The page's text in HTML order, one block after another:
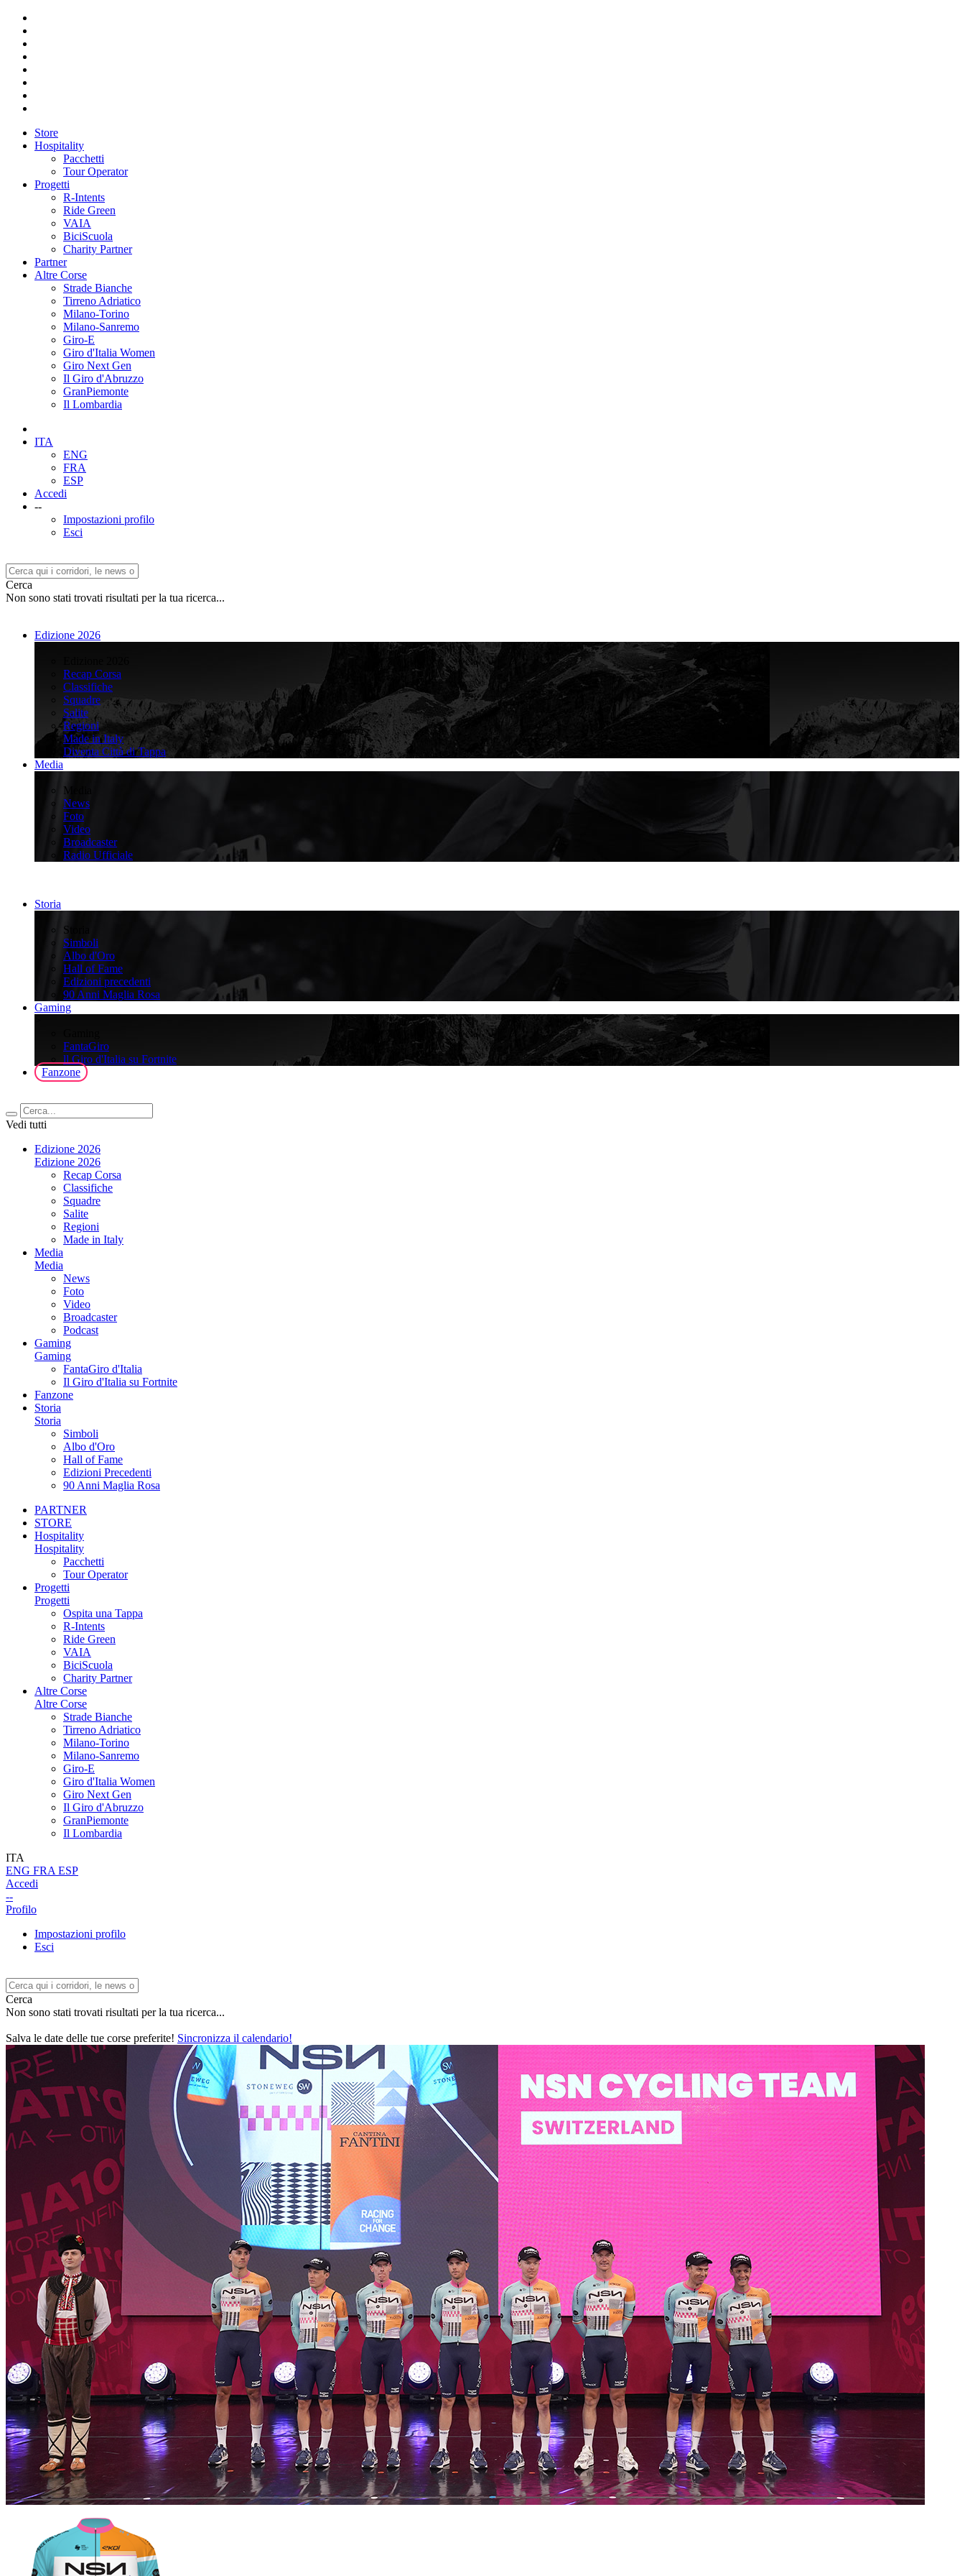
Store
Hospitality
Pacchetti
Tour Operator
Progetti
R-Intents
Ride Green
VAIA
BiciScuola
Charity Partner
Partner
Altre Corse
Strade Bianche
Tirreno Adriatico
Milano-Torino
Milano-Sanremo
Giro-E
Giro d'Italia Women
Giro Next Gen
Il Giro d'Abruzzo
GranPiemonte
Il Lombardia
ITA
ENG
FRA
ESP
Accedi
--
Impostazioni profilo
Esci
Cerca
Non sono stati trovati risultati per la tua ricerca...
Edizione 2026
Recap Corsa
Classifiche
Squadre
Salite
Regioni
Made in Italy
Diventa Città di Tappa
Media
Media
News
Foto
Video
Broadcaster
Radio Ufficiale
Storia
Storia
Simboli
Albo d'Oro
Hall of Fame
Edizioni precedenti
90 Anni Maglia Rosa
Gaming
FantaGiro
ll Giro d'Italia su Fortnite
Fanzone
Vedi tutti
Edizione 2026
Edizione 2026
Recap Corsa
Classifiche
Squadre
Salite
Regioni
Made in Italy
Media
Media
News
Foto
Video
Broadcaster
Podcast
Gaming
Gaming
FantaGiro d'Italia
Il Giro d'Italia su Fortnite
Fanzone
Storia
Storia
Simboli
Albo d'Oro
Hall of Fame
Edizioni Precedenti
90 Anni Maglia Rosa
PARTNER
STORE
Hospitality
Hospitality
Pacchetti
Tour Operator
Progetti
Progetti
Ospita una Tappa
R-Intents
Ride Green
VAIA
BiciScuola
Charity Partner
Altre Corse
Altre Corse
Strade Bianche
Tirreno Adriatico
Milano-Torino
Milano-Sanremo
Giro-E
Giro d'Italia Women
Giro Next Gen
Il Giro d'Abruzzo
GranPiemonte
Il Lombardia
ITA
ENG FRA ESP
Accedi
--
Profilo
Impostazioni profilo
Esci
Cerca
Non sono stati trovati risultati per la tua ricerca...
Salva le date delle tue corse preferite! Sincronizza il calendario!